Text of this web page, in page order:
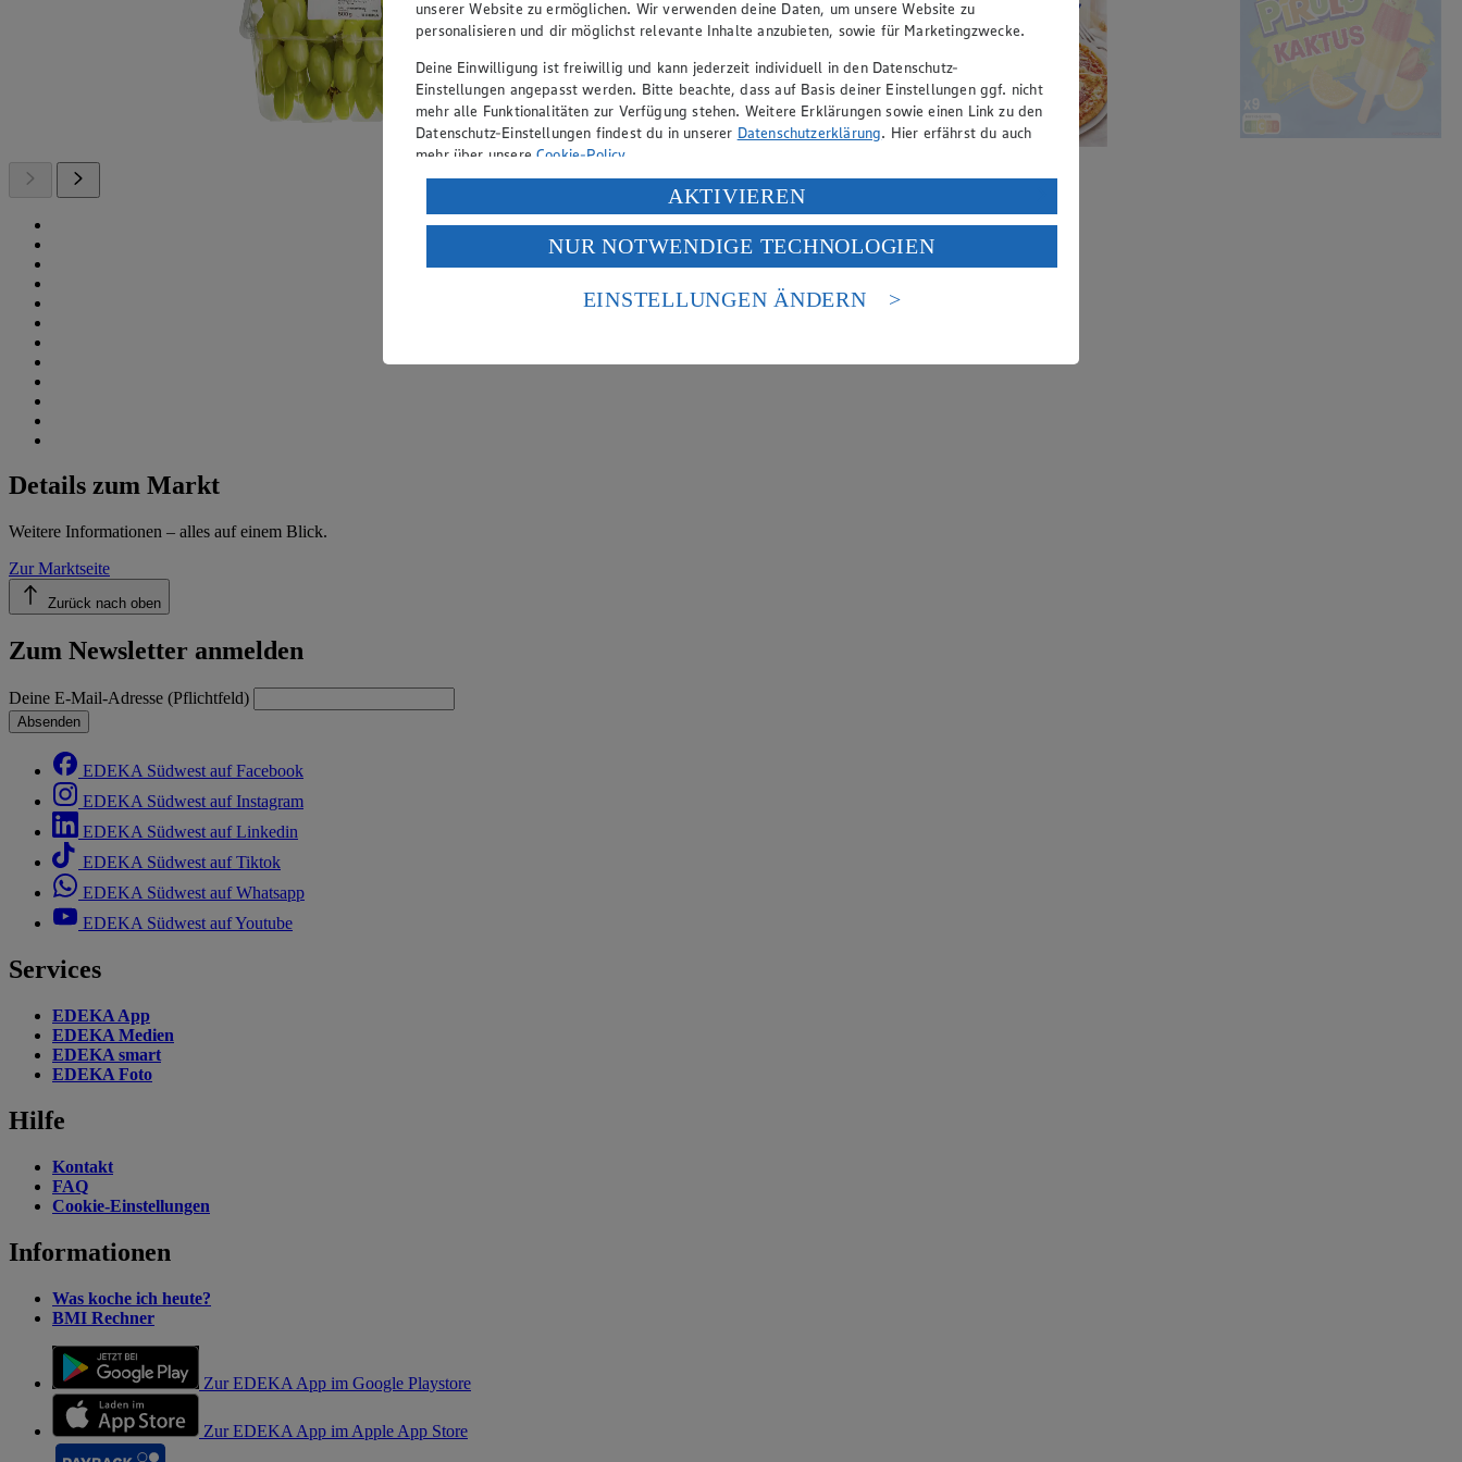
Details zum Markt
Weitere Informationen – alles auf einem Blick.
Zur Marktseite
Zurück nach oben
Zum Newsletter anmelden
Deine E-Mail-Adresse (Pflichtfeld)
Absenden
EDEKA Südwest auf Facebook
EDEKA Südwest auf Instagram
EDEKA Südwest auf Linkedin
EDEKA Südwest auf Tiktok
EDEKA Südwest auf Whatsapp
EDEKA Südwest auf Youtube
Services
EDEKA App
EDEKA Medien
EDEKA smart
EDEKA Foto
Hilfe
Kontakt
FAQ
Cookie-Einstellungen
Informationen
Was koche ich heute?
BMI Rechner
Zur EDEKA App im Google Playstore
Zur EDEKA App im Apple App Store
unserer Website zu ermöglichen. Wir verwenden deine Daten, um unsere Website zu
personalisieren und dir möglichst relevante Inhalte anzubieten, sowie für Marketingzwecke.
Deine Einwilligung ist freiwillig und kann jederzeit individuell in den Datenschutz-
Einstellungen angepasst werden. Bitte beachte, dass auf Basis deiner Einstellungen ggf. nicht
mehr alle Funktionalitäten zur Verfügung stehen. Weitere Erklärungen sowie einen Link zu den
Datenschutz-Einstellungen findest du in unserer Datenschutzerklärung. Hier erfährst du auch
mehr über unsereCookie-Policy.
Verarbeitung deiner personenbezogenen Daten in den USA durch Facebook und YouTube:
Wenn du auf „Aktivieren“ klickst, willigst du im Sinne des Art. 49 Abs. 1 Satz 1 lit. a) DSGVO
ein, dass deine Daten in den USA verarbeitet werden. Der EuGH sieht die USA als Land mit
einem nach europäischen Standards nicht angemessenen Datenschutzniveau an. Es besteht das
Risiko eines Zugriffs durch US-amerikanische Behörden.
AKTIVIEREN
NUR NOTWENDIGE TECHNOLOGIEN
EINSTELLUNGEN ÄNDERN